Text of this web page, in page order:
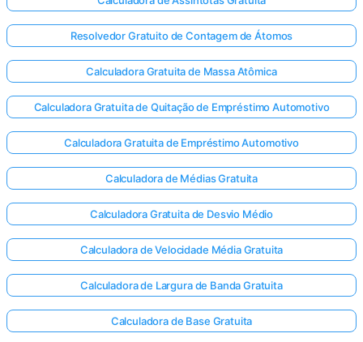
não
há
Resolvedor Gratuito de Contagem de Átomos
Calculadora Gratuita de Massa Atômica
Calculadora Gratuita de Quitação de Empréstimo Automotivo
Calculadora Gratuita de Empréstimo Automotivo
Calculadora de Médias Gratuita
Calculadora Gratuita de Desvio Médio
Calculadora de Velocidade Média Gratuita
Calculadora de Largura de Banda Gratuita
Calculadora de Base Gratuita